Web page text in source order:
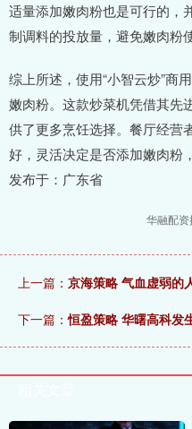
适量添加嫩肉粉也是可行的，
制调料的投放量，避免嫩肉粉
综上所述，使用“小智云炒”商
嫩肉粉。这款炒菜机凭借其先
供了更多烹饪选择。餐厅经营
好，灵活决定是否添加嫩肉粉
发布于：广东省
华融配资
上一篇： 京海策略 气血虚弱的
下一篇：恒盈策略 华曙高科发